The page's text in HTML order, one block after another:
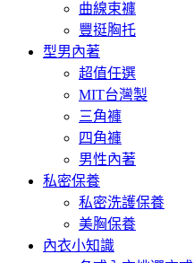
曲線束褲
豐挺胸托
型男內著
超值任選
MIT台灣製
三角褲
四角褲
男性內著
私密保養
私密洗護保養
美胸保養
內衣小知識